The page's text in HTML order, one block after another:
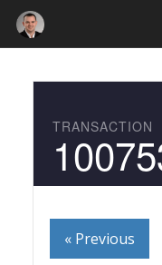
TRANSACTION
« Previous